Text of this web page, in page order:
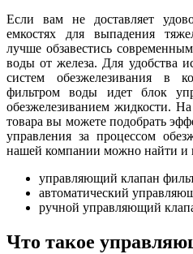
Если вам не доставляет
емкостях для выпадения
лучше обзавестись
воды от железа. Для удобства
систем обезжелезивания в
фильтром воды идет блок
обезжелезиванием жидкости.
товара вы можете подобрать
управления за процессом
нашей компании можно найти и
управляющий клапан
автоматический
ручной управляющий
Что такое